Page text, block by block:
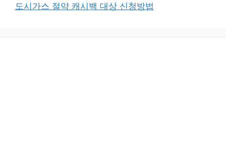
도시가스 절약 캐시백 대상 신청방법